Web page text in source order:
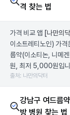
격 찾는 법
가격 비교 앱 [나만의
이소트레티노인) 가
름약(이소티논, 니메
원, 최저 5,000원입
출처: 나만의닥터
강남구 여드름
방 병원 찾는 법